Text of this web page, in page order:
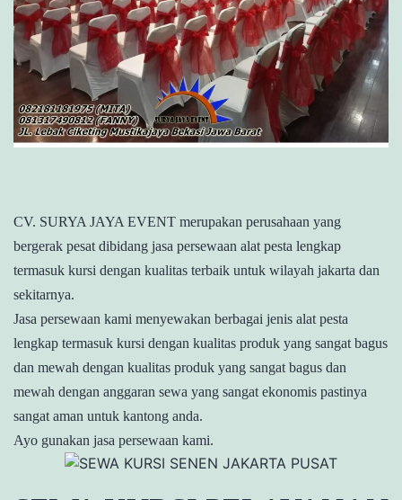
CV. SURYA JAYA EVENT merupakan perusahaan yang
bergerak pesat dibidang jasa persewaan alat pesta lengkap
termasuk kursi dengan kualitas terbaik untuk wilayah jakarta dan
sekitarnya.
Jasa persewaan kami menyewakan berbagai jenis alat pesta
lengkap termasuk kursi dengan kualitas produk yang sangat bagus
dan mewah dengan kualitas produk yang sangat bagus dan
mewah dengan anggaran sewa yang sangat ekonomis pastinya
sangat aman untuk kantong anda.
Ayo gunakan jasa persewaan kami.